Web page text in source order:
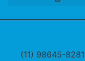
(11) 98645-8281